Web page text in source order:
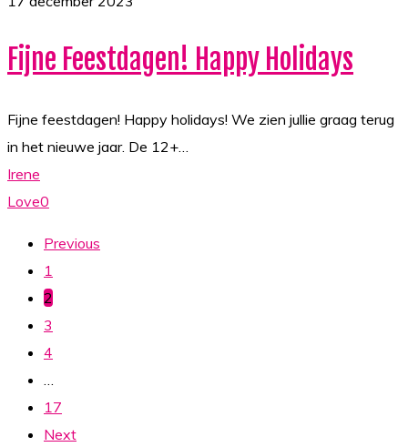
Holidays
Fijne Feestdagen! Happy Holidays
Fijne feestdagen! Happy holidays! We zien jullie graag terug
in het nieuwe jaar. De 12+…
Irene
Love0
Previous
1
2
3
4
…
17
Next